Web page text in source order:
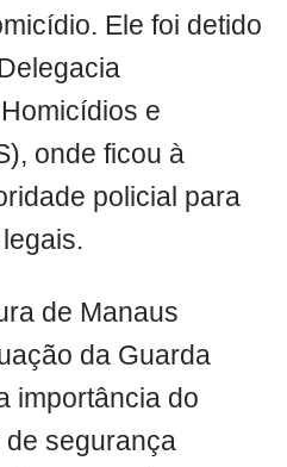
Ele foi detido
e
onde ficou à
policial para
de Manaus
da Guarda
importância do
segurança